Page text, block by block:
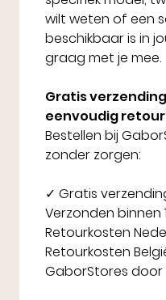
wilt weten of een
beschikbaar is in
graag met je mee.
Gratis
eenvoudig
Bestellen bij
zonder zorgen:
✓ Gratis
Verzonden binnen
Retourkosten
Retourkosten
GaborStores door